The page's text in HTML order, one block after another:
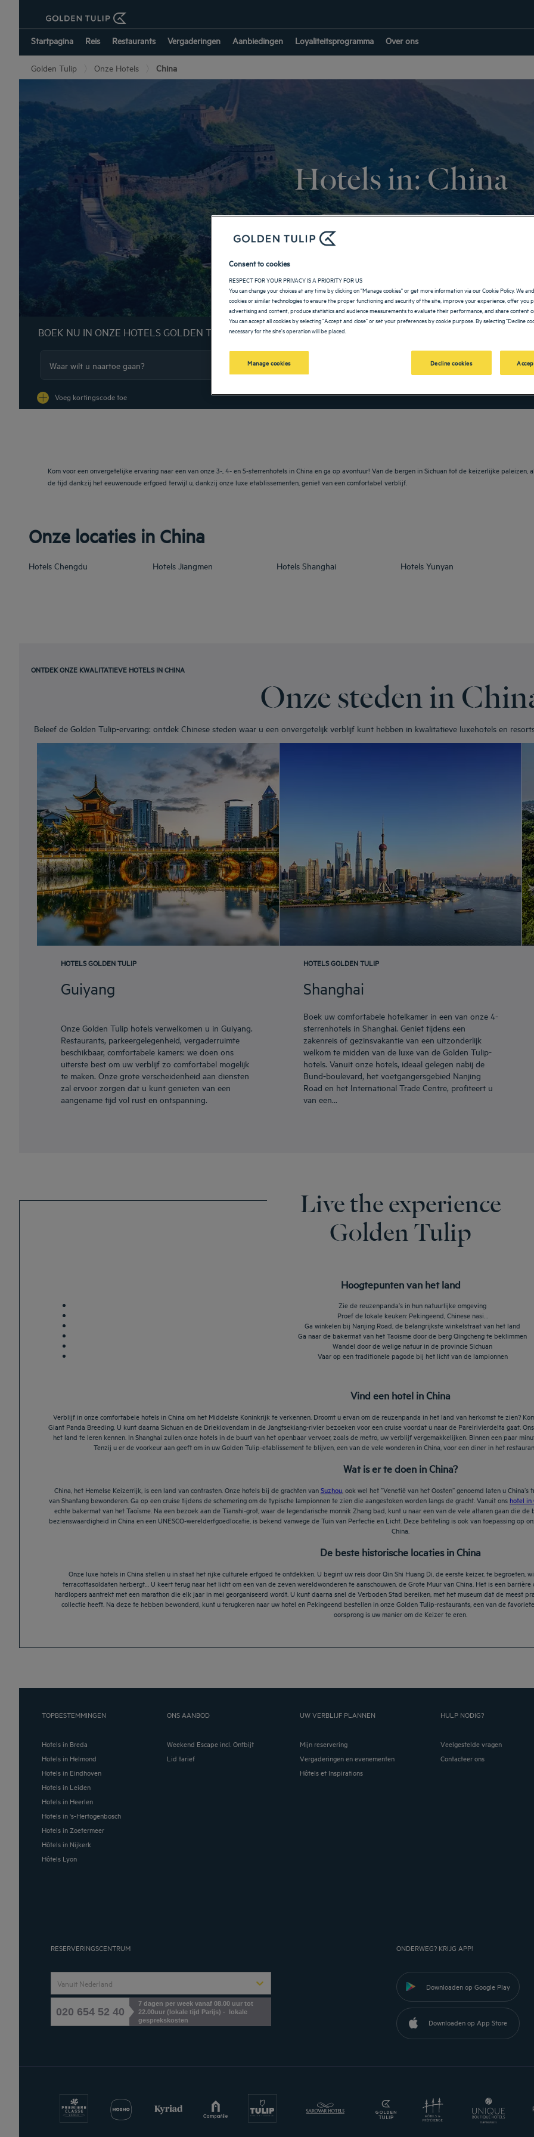
Startpagina Reis Restaurants Vergaderingen Aanbiedingen Loyaliteitsprogramma Over ons
Golden Tulip Onze Hotels China
Hotels in: China
BOEK NU IN ONZE HOTELS GOLDEN TULIP
Voeg kortingscode toe
Kom voor een onvergetelijke ervaring naar een van onze 3-, 4- en 5-sterrenhotels in China en ga op avontuur! Van de bergen in Sichuan tot de keizerlijke
de tijd dankzij het eeuwenoude erfgoed terwijl u, dankzij onze luxe etablissementen, geniet van een comfortabel verblijf.
Onze locaties in China
Hotels Chengdu Hotels Jiangmen Hotels Shanghai Hotels Yunyan
ONTDEK ONZE KWALITATIEVE HOTELS IN CHINA
Onze steden in
Beleef de Golden Tulip-ervaring: ontdek Chinese steden waar u een onvergetelijk verblijf kunt hebben in kwalitatieve luxehotels en
HOTELS GOLDEN TULIP
Guiyang
Onze Golden Tulip hotels verwelkomen u in Guiyang.
Restaurants, parkeergelegenheid, vergaderruimte
beschikbaar, comfortabele kamers: we doen ons
uiterste best om uw verblijf zo comfortabel mogelijk
te maken. Onze grote verscheidenheid aan diensten
zal ervoor zorgen dat u kunt genieten van een
aangename tijd vol rust en ontspanning.
HOTELS GOLDEN TULIP
Shanghai
Boek uw comfortabele hotelkamer in een van onze 4-
sterrenhotels in Shanghai. Geniet tijdens een
zakenreis of gezinsvakantie van een uitzonderlijk
welkom te midden van de luxe van de Golden Tulip-
hotels. Vanuit onze hotels, ideaal gelegen nabij de
Bund-boulevard, het voetgangersgebied Nanjing
Road en het International Trade Centre, profiteert u
van een...
Live the experience
Golden Tulip
Hoogtepunten van het land
Zie de reuzenpanda’s in hun natuurlijke omgeving
Proef de lokale keuken: Pekingeend, Chinese nasi…
Ga winkelen bij Nanjing Road, de belangrijkste winkelstraat van het land
Ga naar de bakermat van het Taoïsme door de berg Qingcheng te beklimmen
Wandel door de welige natuur in de provincie Sichuan
Vaar op een traditionele pagode bij het licht van de lampionnen
Vind een hotel in China
Verblijf in onze comfortabele hotels in China om het Middelste Koninkrijk te verkennen. Droomt u ervan om de reuzenpanda in het land van herkomst te zien?
Giant Panda Breeding. U kunt daarna Sichuan en de Drieklovendam in de Jangtsekiang-rivier bezoeken voor een cruise voordat u naar de Parelrivierdelta gaat.
het land te leren kennen. In Shanghai zullen onze hotels in de buurt van het openbaar vervoer, zoals de metro, uw verblijf vergemakkelijken. Binnen een paar
Tenzij u er de voorkeur aan geeft om in uw Golden Tulip-etablissement te blijven, een van de vele wonderen in China, voor een diner in het
Wat is er te doen in China?
China, het Hemelse Keizerrijk, is een land van contrasten. Onze hotels bij de grachten vanSuzhou, ook wel het ”Venetië van het Oosten” genoemd laten u
van Shantang bewonderen. Ga op een cruise tijdens de schemering om de typische lampionnen te zien die aangestoken worden langs de gracht. Vanuit ons hotel in
echte bakermat van het Taoïsme. Na een bezoek aan de Tianshi-grot, waar de legendarische monnik Zhang bad, kunt u naar een van de vele altaren gaan die
bezienswaardigheid in China en een UNESCO-werelderfgoedlocatie, is bekend vanwege de Tuin van Perfectie en Licht. Deze betiteling is ook van toepassing op
China.
De beste historische locaties in China
Onze luxe hotels in China stellen u in staat het rijke culturele erfgoed te ontdekken. U begint uw reis door Qin Shi Huang Di, de eerste keizer, te begroeten,
terracottasoldaten herbergt… U keert terug naar het licht om een van de zeven wereldwonderen te aanschouwen, de Grote Muur van China. Het is een
hardlopers aantrekt met een marathon die elk jaar in mei georganiseerd wordt. U kunt daarna snel de Verboden Stad bereiken, met het museum dat de meest
collectie heeft. Na deze te hebben bewonderd, kunt u terugkeren naar uw hotel en Pekingeend bestellen in onze Golden Tulip-restaurants, een van de
oorsprong is uw manier om de Keizer te eren.
TOPBESTEMMINGEN
Hotels in Breda
Hotels in Helmond
Hotels in Eindhoven
Hotels in Leiden
Hotels in Heerlen
Hotels in 's-Hertogenbosch
Hotels in Zoetermeer
Hôtels in Nijkerk
Hôtels Lyon
ONS AANBOD
Weekend Escape incl. Ontbijt
Lid tarief
UW VERBLIJF PLANNEN
Mijn reservering
Vergaderingen en evenementen
Hôtels et Inspirations
HULP NODIG?
Veelgestelde vragen
Contacteer ons
RESERVERINGSCENTRUM
Vanuit Nederland
020 654 52 40
7 dagen per week vanaf 08.00 uur tot
22.00uur (lokale tijd Parijs) - lokale
gesprekskosten
ONDERWEG? KRIJG APP!
Downloaden op Google Play
Downloaden op App Store
Consent to cookies
RESPECT FOR YOUR PRIVACY IS A PRIORITY FOR US
You can change your choices at any time by clicking on "Manage cookies" or get more information via our Cookie Policy. We
cookies or similar technologies to ensure the proper functioning and security of the site, improve your experience, offer you
advertising and content, produce statistics and audience measurements to evaluate their performance, and share content
You can accept all cookies by selecting "Accept and close" or set your preferences by cookie purpose. By selecting "Decline
necessary for the site's operation will be placed.
Manage cookies Decline cookies